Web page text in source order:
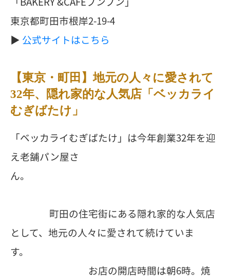
東京都町田市根岸2-19-4
▶︎ 公式サイトはこちら
【東京・町田】地元の人々に愛されて
32年、隠れ家的な人気店「ベッカライ
むぎばたけ」
「ベッカライむぎばたけ」は今年創業32年を迎
え老舗パン屋さ
ん。
町田の住宅街にある隠れ家的な人気店
として、地元の人々に愛されて続けていま
す。
お店の開店時間は朝6時。焼